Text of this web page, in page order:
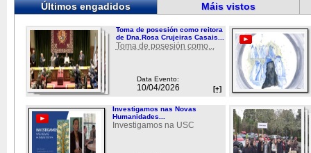
Últimos engadidos Máis vistos
Toma de posesión como reitora
de Dna.Rosa Crujeiras Casais...
Toma de posesión como...
Data Evento:
10/04/2026 [+]
Investigamos nas Novas
Humanidades...
Investigamos na USC